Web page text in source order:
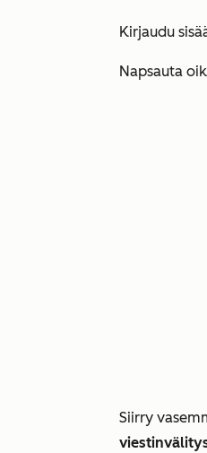
Kirjaudu
Napsauta
Siirry